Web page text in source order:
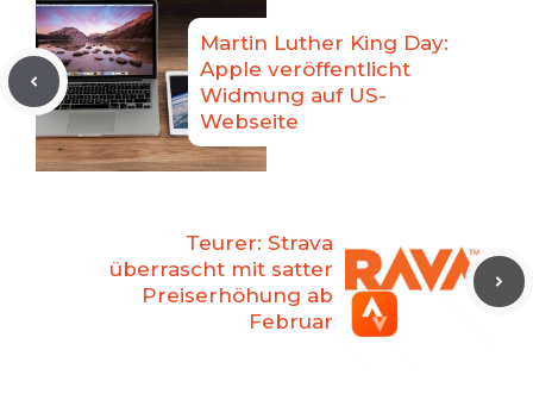
Martin Luther King Day:
Apple veröffentlicht
Widmung auf US-
Webseite
Teurer: Strava
überrascht mit satter
Preiserhöhung ab
Februar